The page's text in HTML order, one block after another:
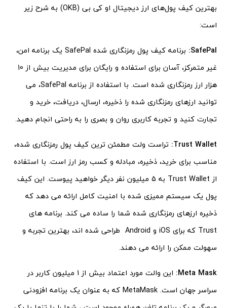
بهترین کیف پول‌های ارز دیجیتال او کی بی (OKB) به شرح زیر
است:
SafePal:
برنامه کیف پول رمزنگاری شده SafePal یک برنامه امن،
غیر متمرکز، آسان برای استفاده و رایگان برای مدیریت بیش از 10
هزار ارز رمزنگاری شده است. با استفاده از برنامه SafePal، می
توانید ارزهای رمزنگاری شده را ذخیره، ارسال، دریافت، خرید و
تجارت کنید و تجربه کاربری روان و بصری را به راحتی انجام دهید.
Trust Wallet: تراست ولت مطمئن ترین کیف پول رمزنگاری شده،
مناسب برای خرید، ذخیره، مبادله و کسب رمز ارز است. با استفاده
از Trust Wallet به 5 میلیون نفر دیگر خواهید پیوست. این کیف
پول یک سیستم ممیزی شده با امنیت کامل ارائه می دهد که
ذخیره ارزهای رمزنگاری شده شما را ساده می کند. برنامه های
Trust که برای iOS و Android طراحی شده اند، بهترین تجربه و
سهولت ممکن را ارائه می دهند.
Meta Mask:
این والت مورد اعتماد بیش از 1 میلیون کاربر در
سراسر جهان است. MetaMask که به عنوان یک برنامه افزودنی